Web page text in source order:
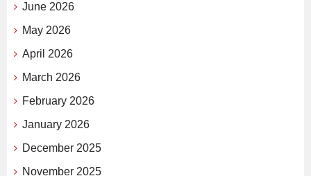
June 2026
May 2026
April 2026
March 2026
February 2026
January 2026
December 2025
November 2025